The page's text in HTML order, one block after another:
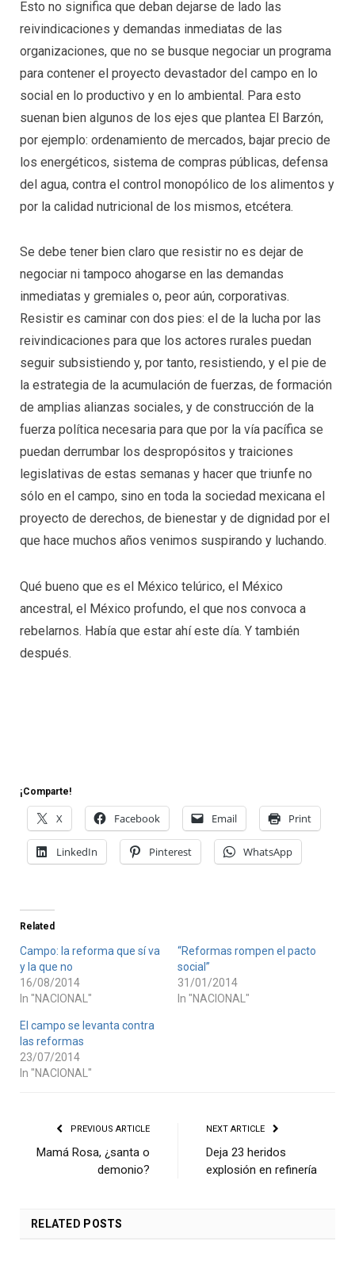
Esto no significa que deban dejarse de lado las
reivindicaciones y demandas inmediatas de las
organizaciones, que no se busque negociar un programa
para contener el proyecto devastador del campo en lo
social en lo productivo y en lo ambiental. Para esto
suenan bien algunos de los ejes que plantea El Barzón,
por ejemplo: ordenamiento de mercados, bajar precio de
los energéticos, sistema de compras públicas, defensa
del agua, contra el control monopólico de los alimentos y
por la calidad nutricional de los mismos, etcétera.
Se debe tener bien claro que resistir no es dejar de
negociar ni tampoco ahogarse en las demandas
inmediatas y gremiales o, peor aún, corporativas.
Resistir es caminar con dos pies: el de la lucha por las
reivindicaciones para que los actores rurales puedan
seguir subsistiendo y, por tanto, resistiendo, y el pie de
la estrategia de la acumulación de fuerzas, de formación
de amplias alianzas sociales, y de construcción de la
fuerza política necesaria para que por la vía pacífica se
puedan derrumbar los despropósitos y traiciones
legislativas de estas semanas y hacer que triunfe no
sólo en el campo, sino en toda la sociedad mexicana el
proyecto de derechos, de bienestar y de dignidad por el
que hace muchos años venimos suspirando y luchando.
Qué bueno que es el México telúrico, el México
ancestral, el México profundo, el que nos convoca a
rebelarnos. Había que estar ahí este día. Y también
después.
¡Comparte!
X Facebook Email Print
LinkedIn Pinterest WhatsApp
Related
Campo: la reforma que sí va
y la que no
16/08/2014
In "NACIONAL"
“Reformas rompen el pacto
social”
31/01/2014
In "NACIONAL"
El campo se levanta contra
las reformas
23/07/2014
In "NACIONAL"
PREVIOUS ARTICLE
Mamá Rosa, ¿santa o
demonio?
NEXT ARTICLE
Deja 23 heridos
explosión en refinería
RELATED POSTS